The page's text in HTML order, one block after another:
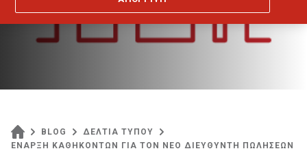
BLOG
ΔΕΛΤΙΑ ΤΥΠΟΥ
ΕΝΑΡΞΗ ΚΑΘΗΚΟΝΤΩΝ ΓΙΑ ΤΟΝ ΝΕΟ ΔΙΕΥΘΥΝΤΗ ΠΩΛΗΣΕΩΝ